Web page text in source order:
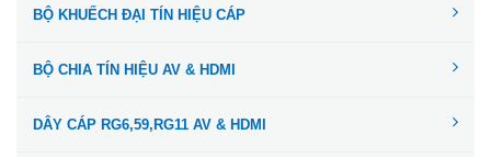
BỘ KHUẾCH ĐẠI TÍN HIỆU CÁP
BỘ CHIA TÍN HIỆU AV & HDMI
DÂY CÁP RG6,59,RG11 AV & HDMI